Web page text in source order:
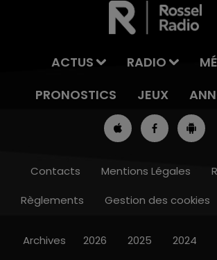
13h00 - 16h00
ACTUS RADIO
PRONOSTICS
JEUX
Contacts Mentions Légales
Règlements
Gestion des cookies
Archives 2026 2025 2024